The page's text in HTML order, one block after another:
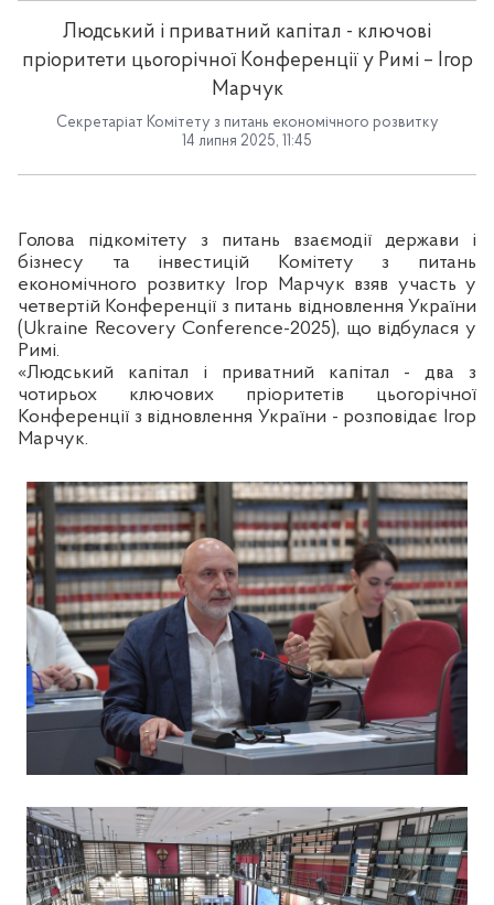
Людський і приватний капітал - ключові
пріоритети цьогорічної Конференції у Римі – Ігор
Марчук
Секретаріат Комітету з питань економічного розвитку
14 липня 2025, 11:45
Голова підкомітету з питань взаємодії держави і
бізнесу та інвестицій Комітету з питань
економічного розвитку Ігор Марчук взяв участь у
четвертій Конференції з питань відновлення України
(Ukraine Recovery Conference-2025), що відбулася у
Римі.
«Людський капітал і приватний капітал - два з
чотирьох ключових пріоритетів цьогорічної
Конференції з відновлення України - розповідає Ігор
Марчук.